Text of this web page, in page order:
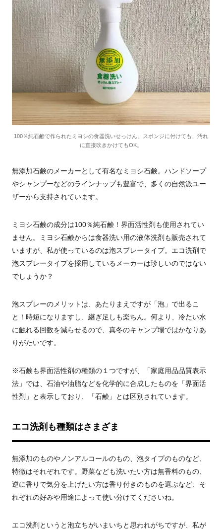
100％純石鹸で作られたミヨシの食器洗いせっけん。スポンジに付けても、汚れ
に直接吹きかけてもOK。
無添加石鹸のメーカーとして有名なミヨシ石鹸。ハンドソープ
やシャンプーなどのラインナップも豊富で、多くの自然派ユー
ザーから支持されています。
ミヨシ石鹸の成分は100％純石鹸！界面活性剤も使用されてい
ません。ミヨシ石鹸からは食器洗い用の液体洗剤も販売されて
いますが、私が使っているのは泡スプレータイプ。エコ洗剤で
泡スプレータイプを採用しているメーカーは珍しいのではない
でしょうか？
泡スプレーのメリットは、あたりまえですが「泡」で出るこ
と！時短になりますし、継ぎ足しも楽ちん。何より、冷たい水
に触れる回数を減らせるので、真冬のキャンプ場ではかなりあ
りがたいです。
※石鹸も界面活性剤の種類の１つですが、「家庭用品品質表示
法」では、石油や油脂などを化学的に合成したものを「界面活
性剤」と表示しており、「石鹸」とは区別されています。
エコ洗剤も種類はさまざま
無添加のものやノンアルコールのもの、泡タイプのものなど、
特徴はそれぞれです。野菜なども洗いたい方は無香料のもの、
逆に香りで気分を上げたい方は香り付きのものを選ぶなど、そ
れぞれの好みや用途によって使い分けてくださいね。
エコ洗剤というと泡立ちがいまいちと思われがちですが、私が